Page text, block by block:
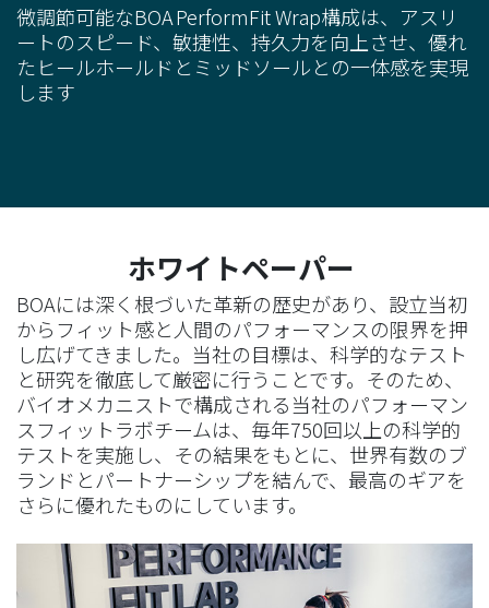
微調節可能なBOA PerformFit Wrap構成は、アスリ
ートのスピード、敏捷性、持久力を向上させ、優れ
たヒールホールドとミッドソールとの一体感を実現
します
ホワイトペーパー
BOAには深く根づいた革新の歴史があり、設立当初
からフィット感と人間のパフォーマンスの限界を押
し広げてきました。当社の目標は、科学的なテスト
と研究を徹底して厳密に行うことです。そのため、
バイオメカニストで構成される当社のパフォーマン
スフィットラボチームは、毎年750回以上の科学的
テストを実施し、その結果をもとに、世界有数のブ
ランドとパートナーシップを結んで、最高のギアを
さらに優れたものにしています。